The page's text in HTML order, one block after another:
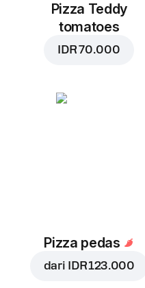
Pizza Teddy
tomatoes
IDR 70.000
Pizza pedas
dari IDR 123.000